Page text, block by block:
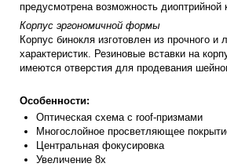
предусмотрена возможность диоптрийной
Корпус эргономичной формы
Корпус бинокля изготовлен из прочного
характеристик. Резиновые вставки на
имеются отверстия для продевания
Особенности:
Оптическая схема с roof-призмами
Многослойное просветляющее
Центральная фокусировка
Увеличение 8х